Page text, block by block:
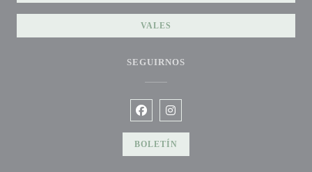
VALES
SEGUIRNOS
Facebook ((abre en una nueva
Instagram ((abre en una nueva
BOLETÍN